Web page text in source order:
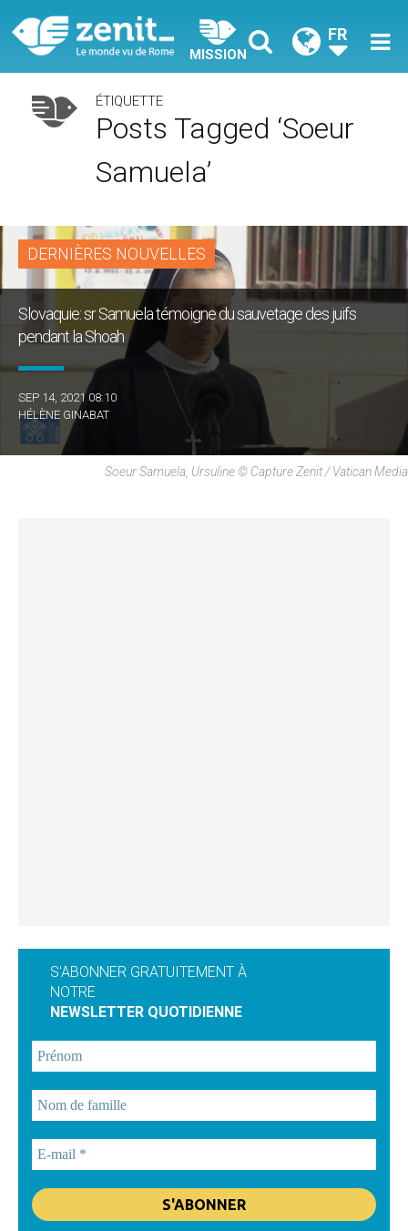
MISSION
FR
ÉTIQUETTE
Posts Tagged ‘soeur
Samuela’
DERNIÈRES NOUVELLES
Slovaquie: sr Samuela témoigne du sauvetage des juifs
pendant la Shoah
SEP 14, 2021 08:10
HÉLÈNE GINABAT
Soeur Samuela, Ursuline © Capture Zenit / Vatican Media
S'ABONNER GRATUITEMENT À
NOTRE
NEWSLETTER QUOTIDIENNE